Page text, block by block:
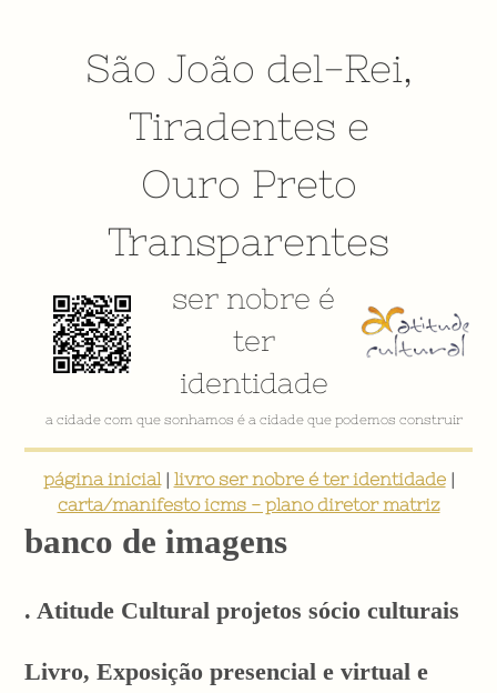
São João del-Rei,
Tiradentes e
Ouro Preto
Transparentes
ser nobre é
ter
identidade
VÍDEO INSTITUCIONAL
página inicial| livro ser nobre é ter identidade|
carta/manifesto icms - plano diretor matriz
banco de imagens
. Atitude Cultural projetos sócio culturais
Livro, Exposição presencial e virtual e